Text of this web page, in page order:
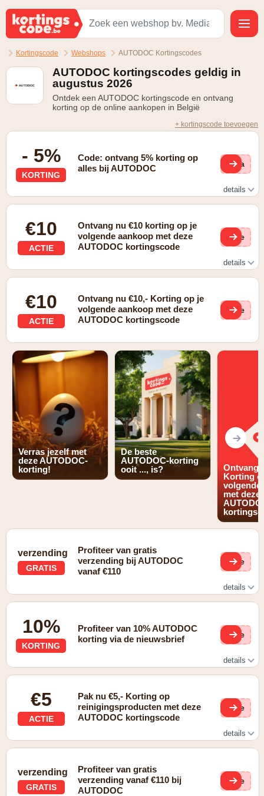
Kortingscode Webshops AUTODOC Kortingscodes
AUTODOC kortingscodes geldig in
augustus 2026
Ontdek een AUTODOC kortingscode en ontvang
korting op de online aankopen in België
+ kortingscode toevoegen
- 5%
KORTING
Code: ontvang 5% korting op
alles bij AUTODOC
via
details
€10
ACTIE
Ontvang nu €10 korting op je
volgende aankoop met deze
AUTODOC kortingscode
(ge
details
€10
ACTIE
Ontvang nu €10,- Korting op je
volgende aankoop met deze
AUTODOC kortingscode
(ge
Verras jezelf met
deze AUTODOC-
korting!
De beste
AUTODOC-korting
ooit ..., is?
Ontvang
Korting
volgende
met deze
verzending
GRATIS
Profiteer van gratis
verzending bij AUTODOC
vanaf €110
(ge
details
10%
KORTING
Profiteer van 10% AUTODOC
korting via de nieuwsbrief
(ge
details
€5
ACTIE
Pak nu €5,- Korting op
reinigingsproducten met deze
AUTODOC kortingscode
(ge
details
verzending
GRATIS
Profiteer van gratis
verzending vanaf €110 bij
AUTODOC
(ge